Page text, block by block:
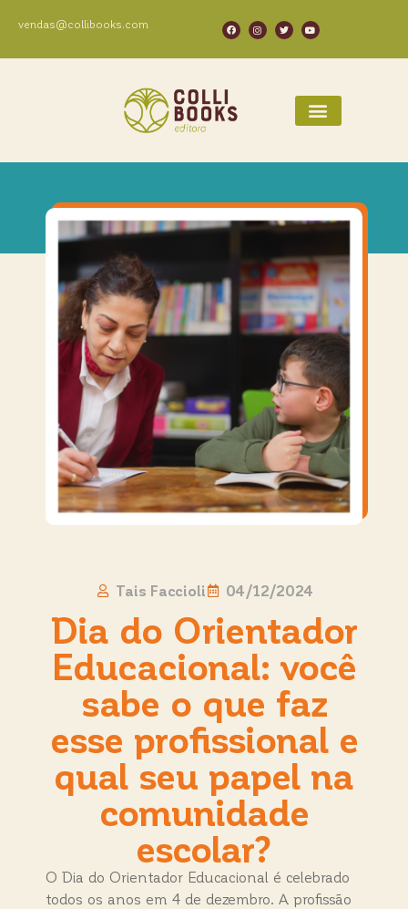
vendas@collibooks.com
Tais Faccioli 04/12/2024
Dia do Orientador
Educacional: você
sabe o que faz
esse profissional e
qual seu papel na
comunidade
escolar?
O Dia do Orientador Educacional é celebrado
todos os anos em 4 de dezembro. A profissão